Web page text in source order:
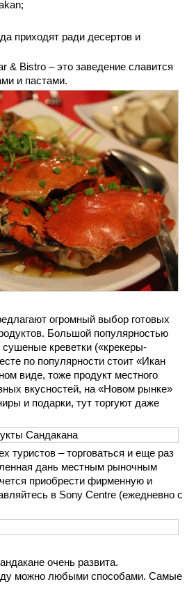
приходят ради десертов и
& Bistro – это заведение славится
и пастами.
огромный выбор готовых
Большой популярностью
креветки («крекеры-
по популярности стоит «Икан
виде, тоже продукт местного
вкусностей, на «Новом рынке»
и подарки, тут торгуют даже
туристов – торговаться и еще раз
дань местным рыночным
приобрести фирменную и
в Sony Centre (ежедневно с
очень развита.
можно любыми способами. Самые